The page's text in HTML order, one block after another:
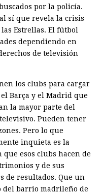
por la policía.
sí que revela la crisis
Estrellas. El fútbol
dependiendo en
de televisión
los clubs para cargar
Barça y el Madrid que
la mayor parte del
Pueden tener
Pero lo que
inquieta es la
que esos clubs hacen de
y de sus
de resultados. Que un
del barrio madrileño de